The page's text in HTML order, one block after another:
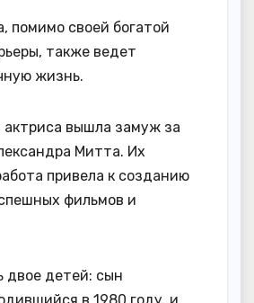
помимо своей богатой
также ведет
жизнь.
актриса вышла замуж за
Митта. Их
привела к созданию
фильмов и
двое детей: сын